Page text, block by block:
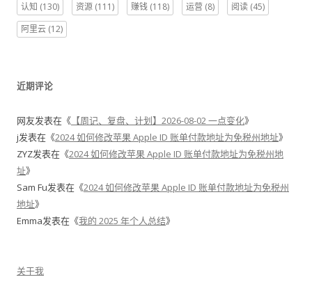
认知 (130) 资源 (111) 赚钱 (118) 运营 (8) 阅读 (45)
阿里云 (12)
近期评论
网友发表在《 【周记、复盘、计划】2026-08-02 一点变化》
j发表在《2024 如何修改苹果 Apple ID 账单付款地址为免税州地址》
ZYZ发表在《2024 如何修改苹果 Apple ID 账单付款地址为免税州地
址》
Sam Fu发表在《2024 如何修改苹果 Apple ID 账单付款地址为免税州
地址》
Emma发表在《我的 2025 年个人总结》
关于我